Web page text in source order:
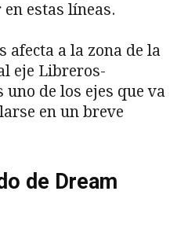
estas líneas.
afecta a la zona de la
eje Libreros-
uno de los ejes que va
en un breve
de Dream